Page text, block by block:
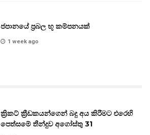
ජපානයේ ප්‍රබල භූ කම්පනයක්
1 week ago
ක්‍රිකට් ක්‍රීඩකයන්ගෙන් බදු අය කිරීමට එරෙහි
පෙත්සමේ තීන්දුව අගෝස්තු 31